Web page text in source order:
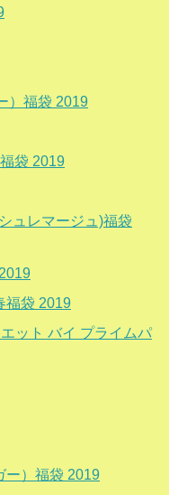
）福袋 2019
袋 2019
ュレマージュ)福袋
福袋 2019
ット バイ プライムパ
ー）福袋 2019